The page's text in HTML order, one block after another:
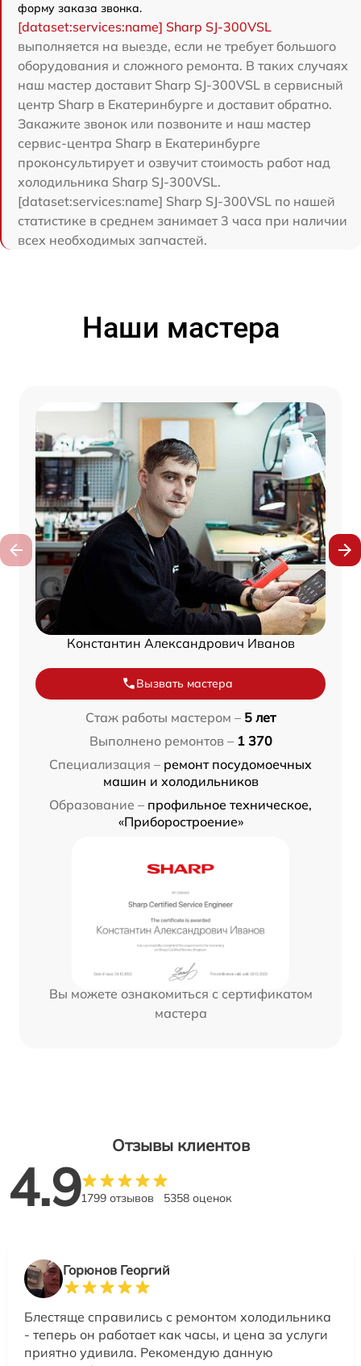
форму заказа звонка.
[dataset:services:name] Sharp SJ-300VSL
выполняется на выезде, если не требует большого
оборудования и сложного ремонта. В таких случаях
наш мастер доставит Sharp SJ-300VSL в сервисный
центр Sharp в Екатеринбурге и доставит обратно.
Закажите звонок или позвоните и наш мастер
сервис-центра Sharp в Екатеринбурге
проконсультирует и озвучит стоимость работ над
холодильника Sharp SJ-300VSL.
[dataset:services:name] Sharp SJ-300VSL по нашей
статистике в среднем занимает 3 часа при наличии
всех необходимых запчастей.
Наши мастера
Константин Александрович Иванов
Вызвать мастера
Стаж работы мастером – 5 лет
Выполнено ремонтов – 1 370
Специализация – ремонт посудомоечных
машин и холодильников
Образование – профильное техническое,
«Приборостроение»
Вы можете ознакомиться с сертификатом
мастера
Отзывы клиентов
4.91799 отзывов 5358 оценок
Горюнов Георгий
Блестяще справились с ремонтом холодильника
- теперь он работает как часы, и цена за услуги
приятно удивила. Рекомендую данную